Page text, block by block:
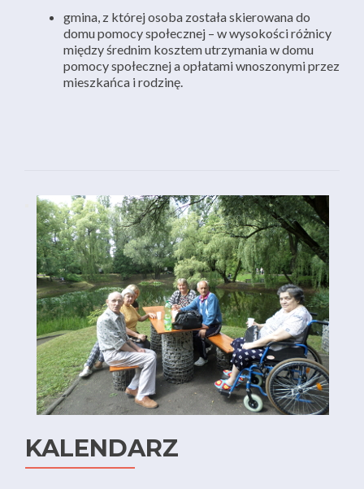
gmina, z której osoba została skierowana do
domu pomocy społecznej – w wysokości różnicy
między średnim kosztem utrzymania w domu
pomocy społecznej a opłatami wnoszonymi przez
mieszkańca i rodzinę.
KALENDARZ